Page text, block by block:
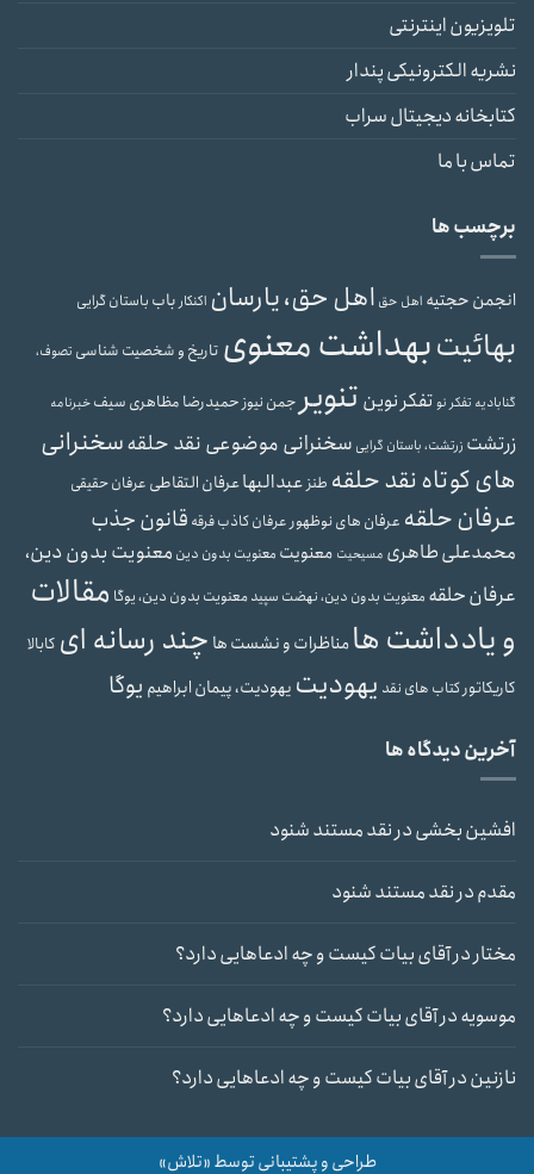
تلویزیون اینترنتی
نشریه الکترونیکی پندار
کتابخانه دیجیتال سراب
تماس با ما
برچسب ها
انجمن حجتیه اهل حق اهل حق، یارسان اکنکار باب باستان گرایی
بهائیتبهداشت معنوی تاریخ و شخصیت شناسی تصوف،
گنابادیه تفکر نوتفکر نوین تنویر جمن نیوز حمیدرضا مظاهری سیفخبرنامه
زرتشت زرتشت، باستان گرایی سخنرانی موضوعی نقد حلقهسخنرانی
های کوتاه نقد حلقه طنز عبدالبهاعرفان التقاطی عرفان حقیقی
عرفان حلقه عرفان های نوظهور عرفان کاذبفرقه قانون جذب
محمدعلی طاهری مسیحیت معنویت معنویت بدون دین معنویت بدون دین،
عرفان حلقه معنویت بدون دین، نهضت سپیدمعنویت بدون دین، یوگا مقالات
و یادداشت هامناظرات و نشست ها چند رسانه ای کابالا
کاریکاتور کتاب های نقد یهودیت یهودیت، پیمان ابراهیم یوگا
آخرین دیدگاه ها
افشین بخشیدرنقد مستند شنود
مقدمدرنقد مستند شنود
مختاردرآقای بیات کیست و چه ادعاهایی دارد؟
موسویهدرآقای بیات کیست و چه ادعاهایی دارد؟
نازنیندرآقای بیات کیست و چه ادعاهایی دارد؟
طراحی و پشتیبانی توسط «تلاش»